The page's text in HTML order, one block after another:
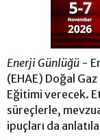
Enerji Günlüğü -
(EHAE) Doğal
Eğitimi verecek.
süreçlerle,
ipuçları da